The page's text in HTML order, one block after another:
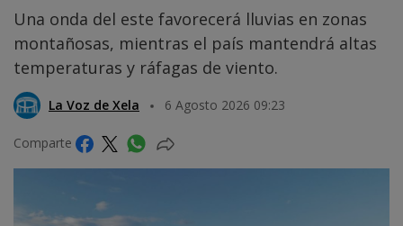
Una onda del este favorecerá lluvias en zonas
montañosas, mientras el país mantendrá altas
temperaturas y ráfagas de viento.
La Voz de Xela 6 Agosto 2026 09:23
Comparte